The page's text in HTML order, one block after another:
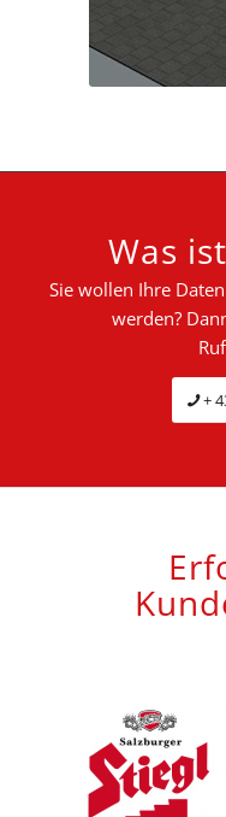
Was
Sie wollen Ihre
werden?
+